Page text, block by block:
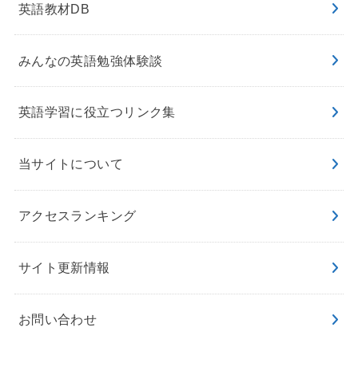
英語教材DB
みんなの英語勉強体験談
英語学習に役立つリンク集
当サイトについて
アクセスランキング
サイト更新情報
お問い合わせ